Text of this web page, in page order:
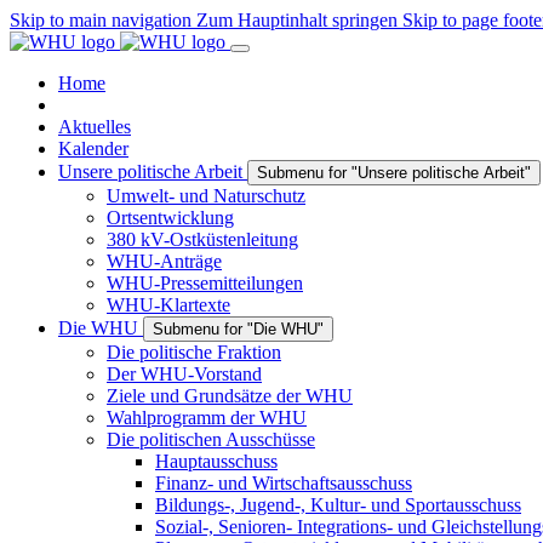
Skip to main navigation Zum Hauptinhalt springen Skip to page
Home
Aktuelles
Kalender
Unsere politische Arbeit
Submenu for "Unsere politische Arbeit"
Umwelt- und Naturschutz
Ortsentwicklung
380 kV-Ostküstenleitung
WHU-Anträge
WHU-Pressemitteilungen
WHU-Klartexte
Die WHU
Submenu for "Die WHU"
Die politische Fraktion
Der WHU-Vorstand
Ziele und Grundsätze der WHU
Wahlprogramm der WHU
Die politischen Ausschüsse
Hauptausschuss
Finanz- und Wirtschaftsausschuss
Bildungs-, Jugend-, Kultur- und Sportausschuss
Sozial-, Senioren- Integrations- und